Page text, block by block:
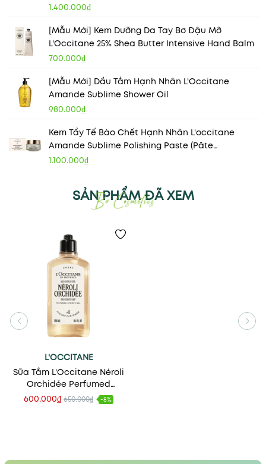
1.400.000₫
[Mẫu Mới] Kem Dưỡng Da Tay Bơ Đậu Mỡ
L'Occitane 25% Shea Butter Intensive Hand Balm
700.000₫
[Mẫu Mới] Dầu Tắm Hạnh Nhân L'Occitane
Amande Sublime Shower Oil
980.000₫
Kem Tẩy Tế Bào Chết Hạnh Nhân L'occitane
Amande Sublime Polishing Paste (Pâte
Gommante) 200ml
1.100.000₫
SẢN PHẨM ĐÃ XEM
L'OCCITANE
Sữa Tắm L'Occitane Néroli
Orchidée Perfumed
Shower Gel 250ml
600.000₫ 650.000₫ -8%